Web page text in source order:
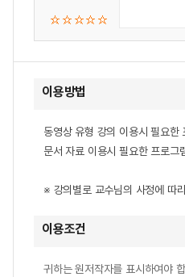
이용방법
동영상 유형 강의 이용시 필요한
문서 자료 이용시 필요한 프로그
※ 강의별로 교수님의 사정에 따
이용조건
귀하는 원저작자를 표시하여야